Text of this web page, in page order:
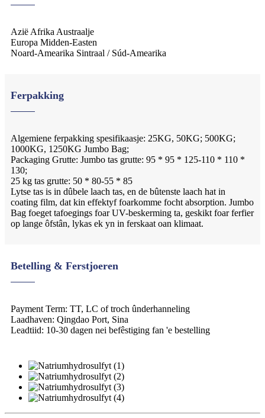
Azië Afrika Austraalje
Europa Midden-Easten
Noard-Amearika Sintraal / Súd-Amearika
Ferpakking
Algemiene ferpakking spesifikaasje: 25KG, 50KG; 500KG;
1000KG, 1250KG Jumbo Bag;
Packaging Grutte: Jumbo tas grutte: 95 * 95 * 125-110 * 110 *
130;
25 kg tas grutte: 50 * 80-55 * 85
Lytse tas is in dûbele laach tas, en de bûtenste laach hat in
coating film, dat kin effektyf foarkomme focht absorption. Jumbo
Bag foeget tafoegings foar UV-beskerming ta, geskikt foar ferfier
op lange ôfstân, lykas ek yn in ferskaat oan klimaat.
Betelling & Ferstjoeren
Payment Term: TT, LC of troch ûnderhanneling
Laadhaven: Qingdao Port, Sina
Leadtiid: 10-30 dagen nei befêstiging fan 'e bestelling